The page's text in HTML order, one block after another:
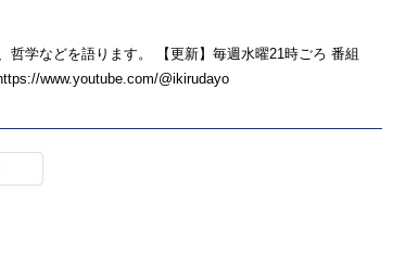
学などを語ります。 【更新】毎週水曜21時ごろ 番組
www.youtube.com/@ikirudayo